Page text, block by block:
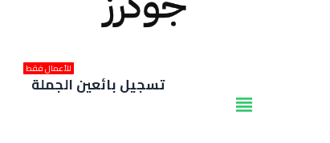
view_headline
تسجيل بائعين الجملة
للأعمال فقط